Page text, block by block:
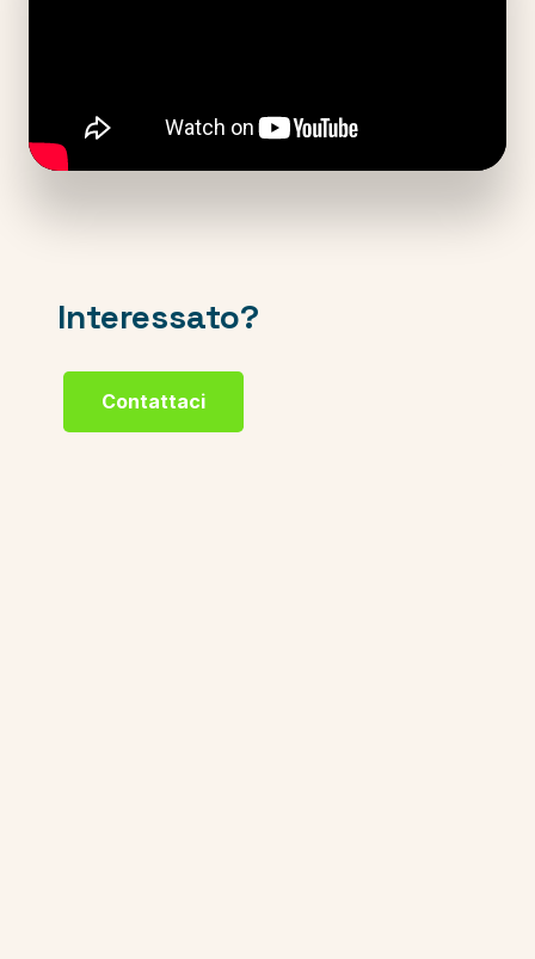
Interessato?
Contattaci